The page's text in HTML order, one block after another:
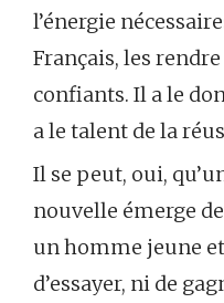
l’énergie
Français, les
confiants. Il a le
a le talent de la
Il se peut, oui,
nouvelle émerge
un homme jeune
d’essayer, ni de